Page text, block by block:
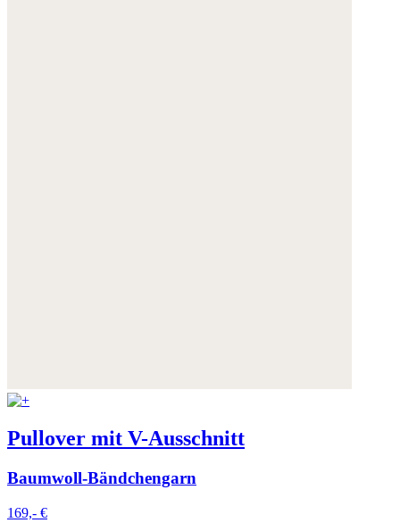
Pullover mit V-Ausschnitt
Baumwoll-Bändchengarn
169,- €